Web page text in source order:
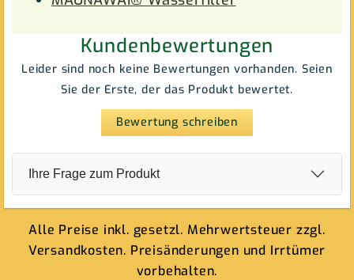
Kundenbewertungen
Leider sind noch keine Bewertungen vorhanden. Seien
Sie der Erste, der das Produkt bewertet.
Bewertung schreiben
Ihre Frage zum Produkt
Alle Preise inkl. gesetzl. Mehrwertsteuer zzgl.
Versandkosten. Preisänderungen und Irrtümer
vorbehalten.